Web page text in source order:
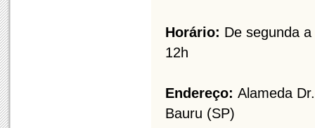
Horário: De segunda
12h
Endereço: Alameda
Bauru (SP)